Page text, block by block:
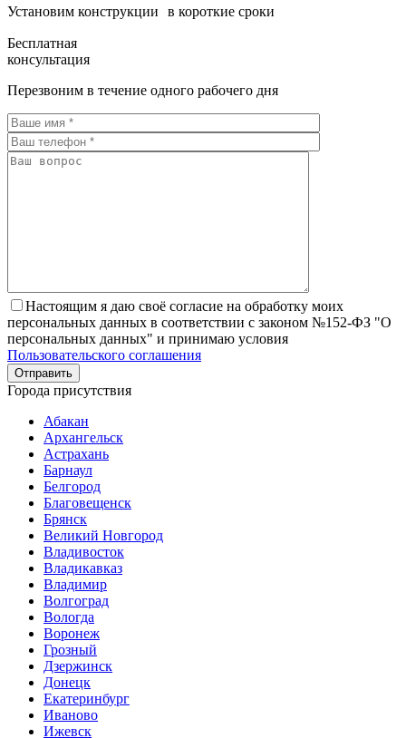
Установим конструкции в короткие сроки
Бесплатная
консультация
Перезвоним в течение одного рабочего дня
Настоящим я даю своё согласие на обработку моих
персональных данных в соответствии с законом №152-ФЗ "О
персональных данных" и принимаю условия
Пользовательского соглашения
Города присутствия
Абакан
Архангельск
Астрахань
Барнаул
Белгород
Благовещенск
Брянск
Великий Новгород
Владивосток
Владикавказ
Владимир
Волгоград
Вологда
Воронеж
Грозный
Дзержинск
Донецк
Екатеринбург
Иваново
Ижевск